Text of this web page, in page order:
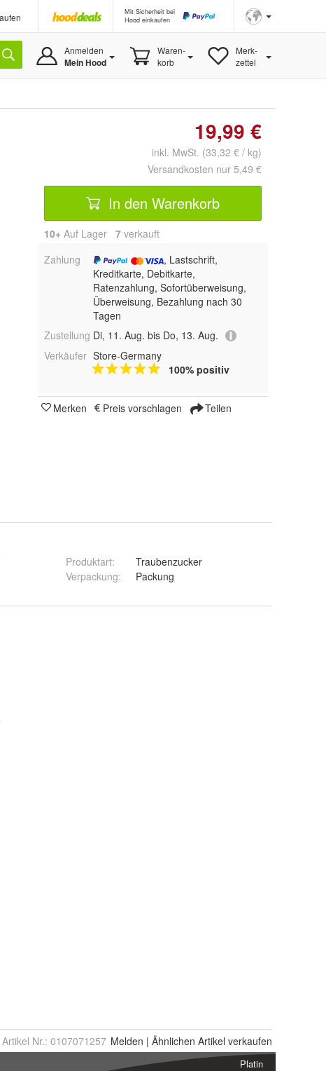
Mit Sicherheit bei
Hood einkaufen
Anmelden
Mein Hood
Waren-
korb
Merk-
zettel
19,99 €
inkl. MwSt. (33,32 € / kg)
Versandkosten nur 5,49 €
In den Warenkorb
10+ Auf Lager 7 verkauft
Zahlung
, Lastschrift,
Kreditkarte, Debitkarte,
Ratenzahlung, Sofortüberweisung,
Überweisung, Bezahlung nach 30
Tagen
Zustellung Di, 11. Aug. bis Do, 13. Aug.
Verkäufer Store-Germany
100% positiv
Merken Preis vorschlagen Teilen
Produktart:
Traubenzucker
Verpackung: Packung
Artikel Nr.: 0107071257 Melden | Ähnlichen Artikel verkaufen
Platin